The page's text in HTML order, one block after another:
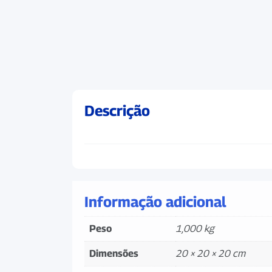
Descrição
Informação adicional
Peso 1,000 kg
Dimensões 20 × 20 × 20 cm